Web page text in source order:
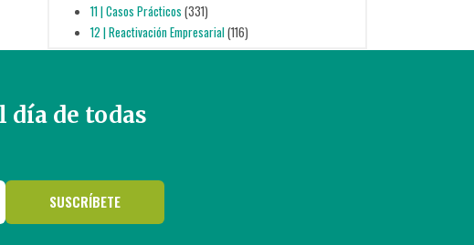
11 | Casos Prácticos (331)
12 | Reactivación Empresarial(116)
día de todas